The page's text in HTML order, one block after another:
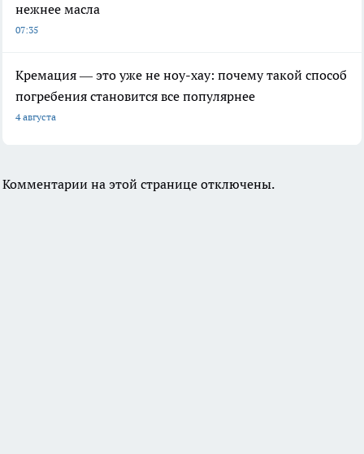
нежнее масла
07:35
Кремация — это уже не ноу-хау: почему такой способ
погребения становится все популярнее
4 августа
Комментарии на этой странице отключены.